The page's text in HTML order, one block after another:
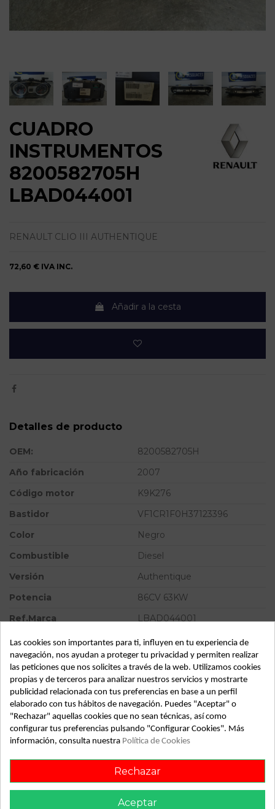
CUADRO
INSTRUMENTOS
8200582705H
LBAD044001
RENAULT CLIO III AUTHENTIQUE
72,60 € IVA INC.
Añadir a la cesta
Detalles de producto
OEM:
8200582705H
Año fabricación
2007
Código motor
K9K276
Bastidor
VF1CR1F0H37123396
Color
Negro
Combustible
Diesel
Versión
Authentique
Potencia
86CV 63KW
Ref.Marca
LBAD044001
Modelo
CLIO III
Tipo vehículo
Turismo
Almacén
49349
SubAlmacén
358
SubSubAlmacén
100028888
2022-05-17
Las cookies son importantes para ti, influyen en tu experiencia de
navegación, nos ayudan a proteger tu privacidad y permiten realizar
las peticiones que nos solicites a través de la web. Utilizamos cookies
propias y de terceros para analizar nuestros servicios y mostrarte
publicidad relacionada con tus preferencias en base a un perfil
elaborado con tus hábitos de navegación. Puedes "Aceptar" o
"Rechazar" aquellas cookies que no sean técnicas, así como
configurar tus preferencias pulsando "Configurar Cookies". Más
información, consulta nuestra Política de Cookies
Rechazar
Aceptar